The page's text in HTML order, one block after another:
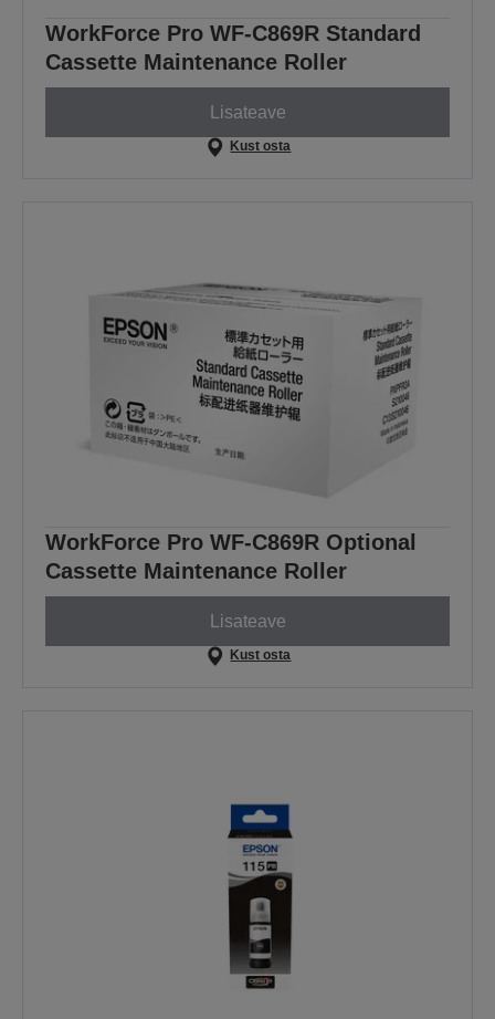
WorkForce Pro WF-C869R Standard
Cassette Maintenance Roller
Lisateave
Kust osta
WorkForce Pro WF-C869R Optional
Cassette Maintenance Roller
Lisateave
Kust osta